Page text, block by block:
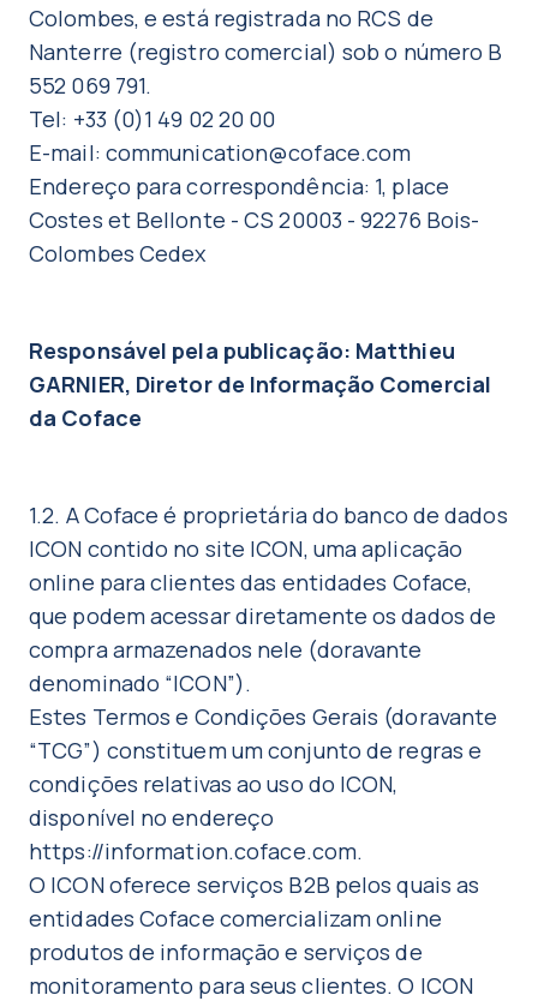
Colombes, e está registrada no RCS de
Nanterre (registro comercial) sob o número B
552 069 791.
Tel: +33 (0)1 49 02 20 00
E-mail: communication@coface.com
Endereço para correspondência: 1, place
Costes et Bellonte - CS 20003 - 92276 Bois-
Colombes Cedex
Responsável pela publicação: Matthieu
GARNIER, Diretor de Informação Comercial
da Coface
1.2. A Coface é proprietária do banco de dados
ICON contido no site ICON, uma aplicação
online para clientes das entidades Coface,
que podem acessar diretamente os dados de
compra armazenados nele (doravante
denominado “ICON”).
Estes Termos e Condições Gerais (doravante
“TCG”) constituem um conjunto de regras e
condições relativas ao uso do ICON,
disponível no endereço
https://information.coface.com.
O ICON oferece serviços B2B pelos quais as
entidades Coface comercializam online
produtos de informação e serviços de
monitoramento para seus clientes. O ICON